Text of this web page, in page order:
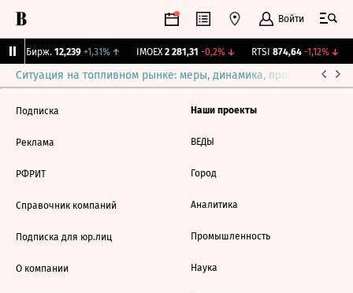
Войти
CNY Бирж. 12,239 +1,31%↑ IMOEX 2 281,31 -0,2%↓ RTSI 874,64 -1,12%↓
Ситуация на топливном рынке: меры, динамика, прогнозы
Подписка
Реклама
РФРИТ
Справочник компаний
Подписка для юр.лиц
О компании
Наши проекты
ВЕДЫ
Город
Аналитика
Промышленность
Наука